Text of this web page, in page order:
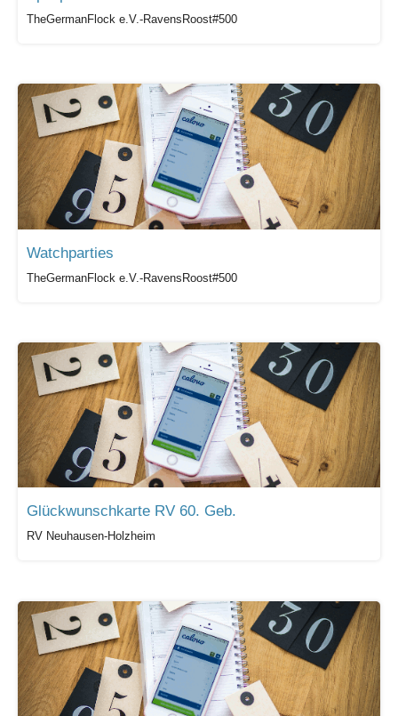
TheGermanFlock e.V.-RavensRoost#500
Watchparties
TheGermanFlock e.V.-RavensRoost#500
Glückwunschkarte RV 60. Geb.
RV Neuhausen-Holzheim